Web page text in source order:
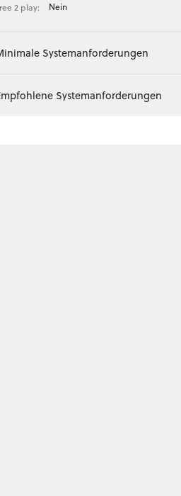
2 play:
Nein
Systemanforderungen
Systemanforderungen